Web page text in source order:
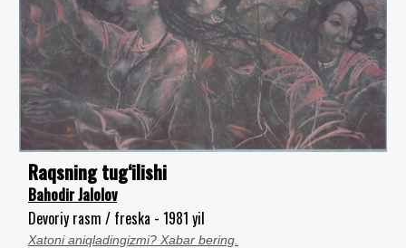
Raqsning tug‘ilishi
Bahodir Jalolov
Devoriy rasm / freska - 1981 yil
Xatoni aniqladingizmi? Xabar bering.